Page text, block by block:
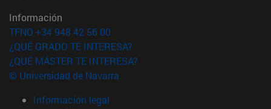
Información
TFNO +34 948 42 56 00
¿QUÉ GRADO TE INTERESA?
¿QUÉ MÁSTER TE INTERESA?
© Universidad de Navarra
Información legal